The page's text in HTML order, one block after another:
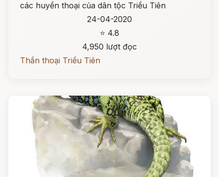
các huyền thoại của dân tộc Triều Tiên
24-04-2020
⭐ 4.8
4,950 lượt đọc
Thần thoại Triều Tiên